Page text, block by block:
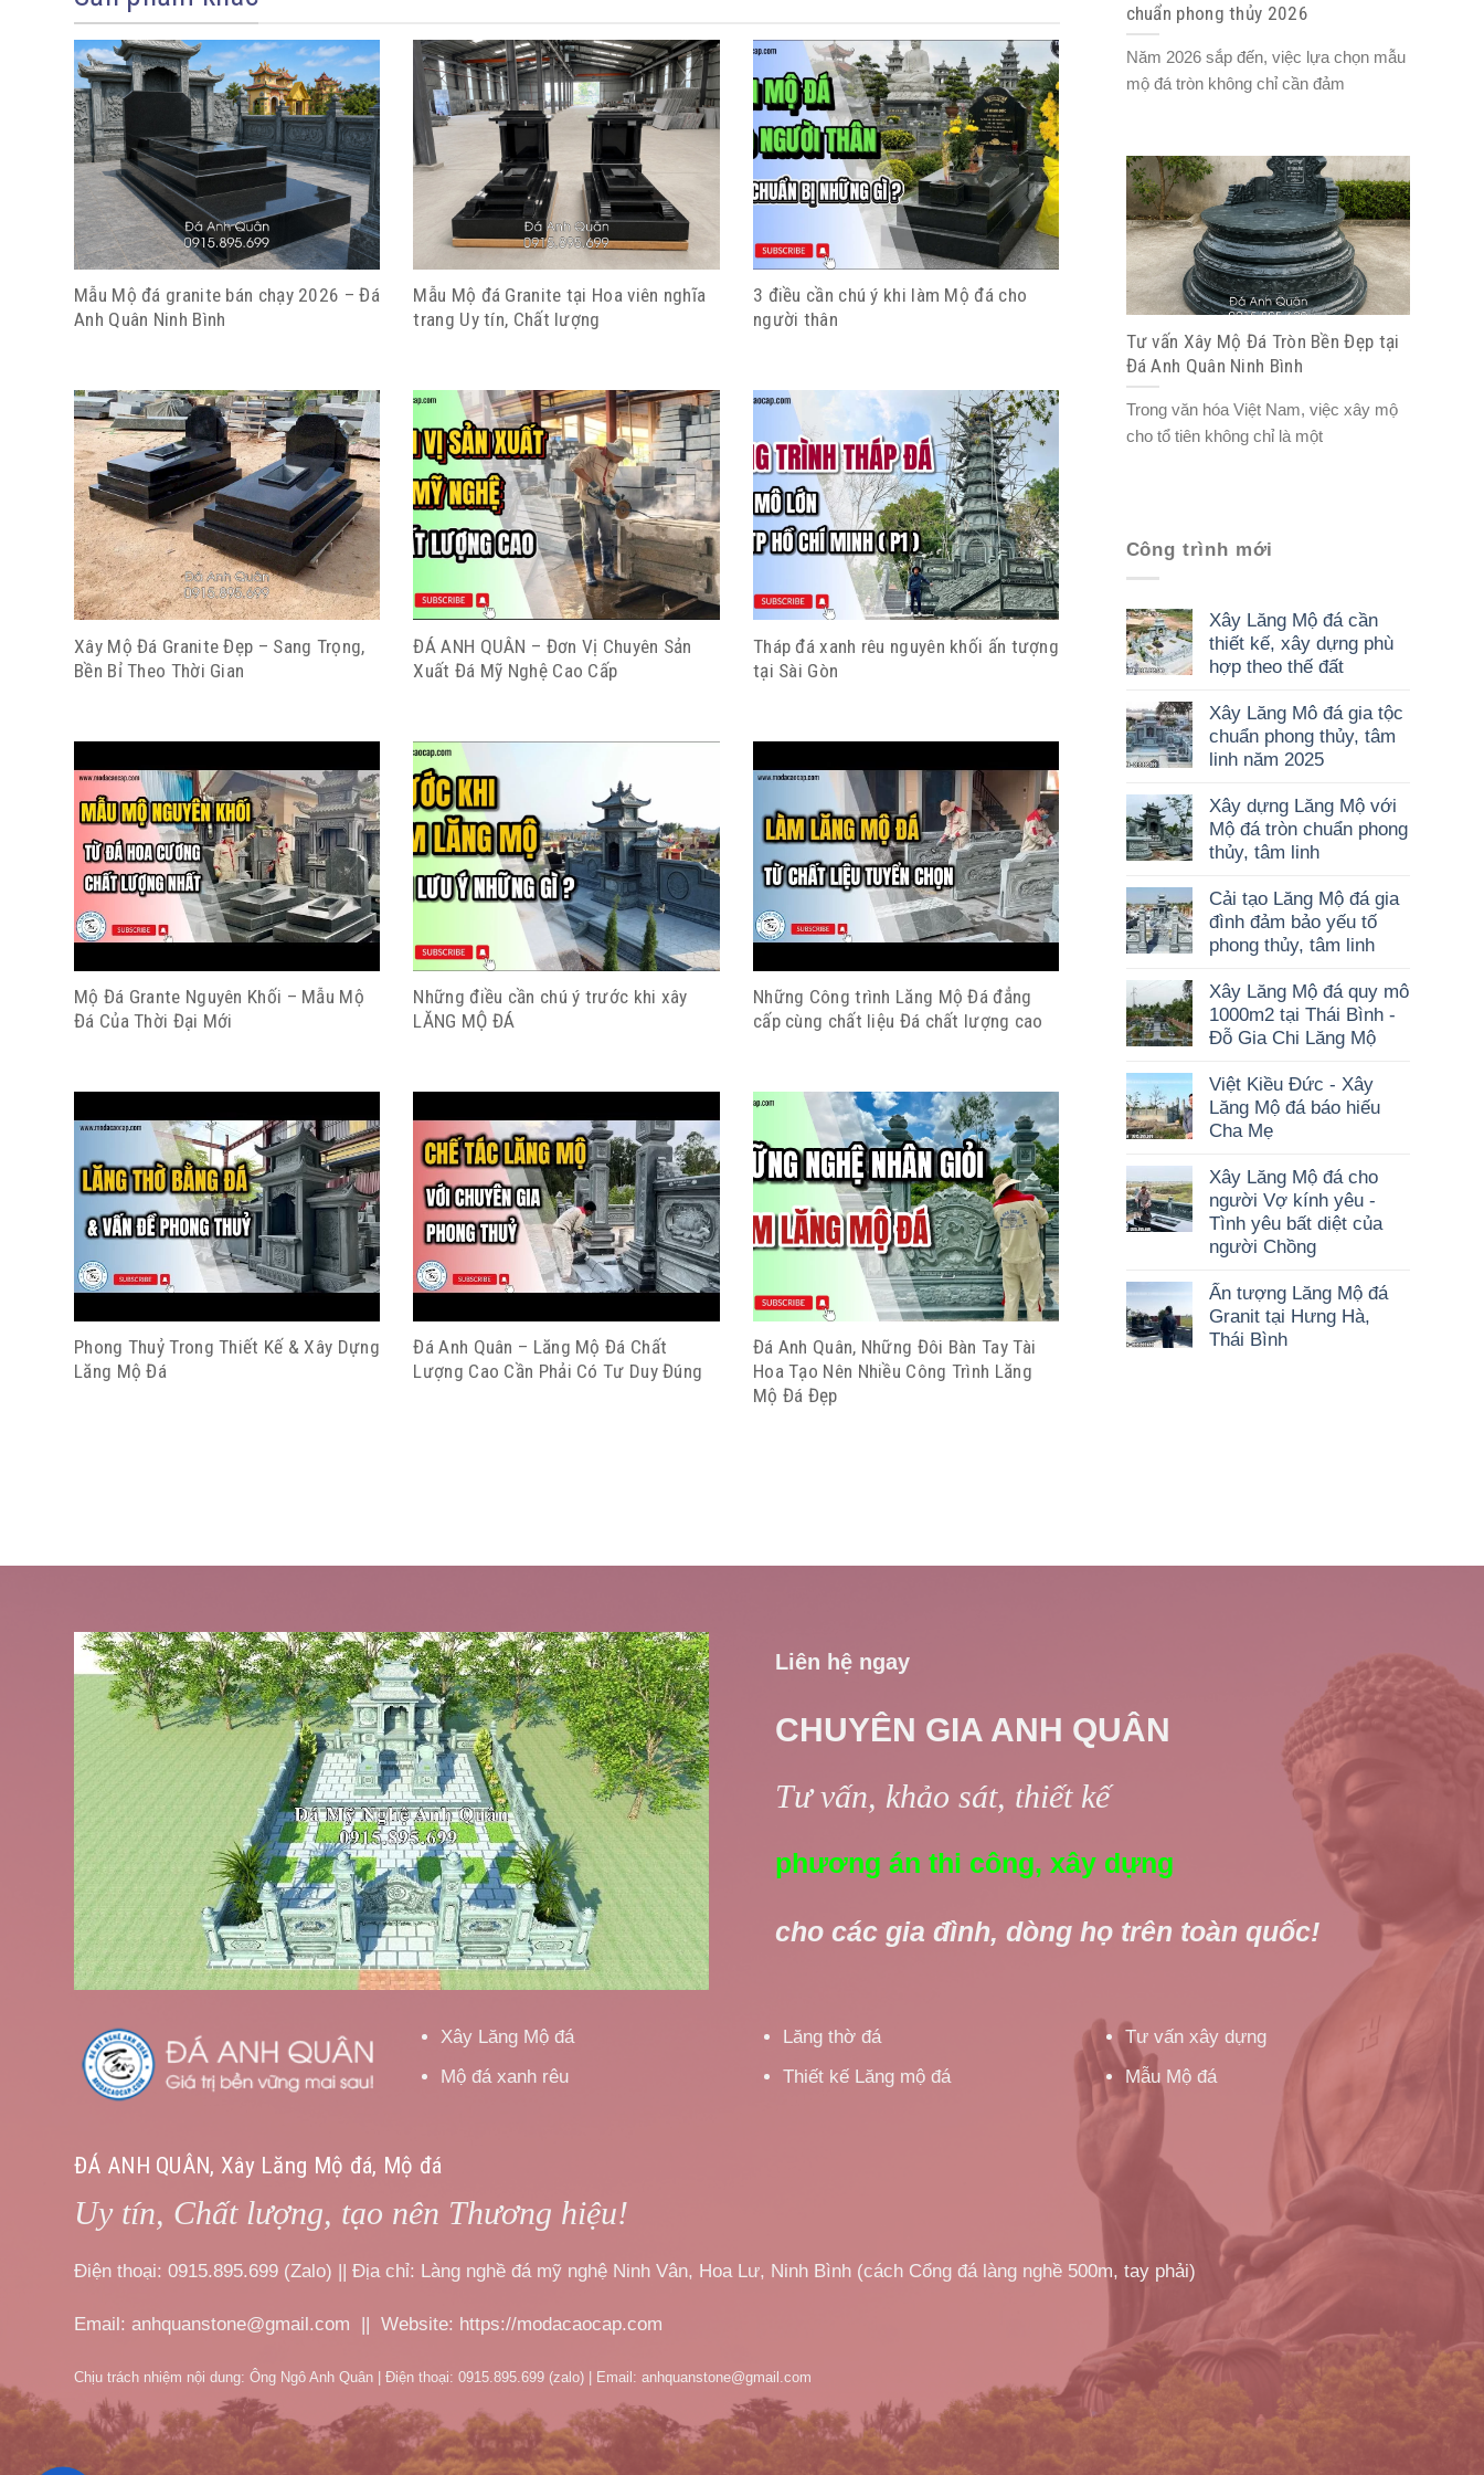
Mẫu Mộ đá granite bán chạy 2026 – Đá
Anh Quân Ninh Bình
Mẫu Mộ đá Granite tại Hoa viên nghĩa
trang Uy tín, Chất lượng
3 điều cần chú ý khi làm Mộ đá cho
người thân
Xây Mộ Đá Granite Đẹp – Sang Trọng,
Bền Bỉ Theo Thời Gian
ĐÁ ANH QUÂN – Đơn Vị Chuyên Sản
Xuất Đá Mỹ Nghệ Cao Cấp
Tháp đá xanh rêu nguyên khối ấn tượng
tại Sài Gòn
Mộ Đá Grante Nguyên Khối – Mẫu Mộ
Đá Của Thời Đại Mới
Những điều cần chú ý trước khi xây
LĂNG MỘ ĐÁ
Những Công trình Lăng Mộ Đá đẳng
cấp cùng chất liệu Đá chất lượng cao
Phong Thuỷ Trong Thiết Kế & Xây Dựng
Lăng Mộ Đá
Đá Anh Quân – Lăng Mộ Đá Chất
Lượng Cao Cần Phải Có Tư Duy Đúng
Đá Anh Quân, Những Đôi Bàn Tay Tài
Hoa Tạo Nên Nhiều Công Trình Lăng
Mộ Đá Đẹp
chuẩn phong thủy 2026
Năm 2026 sắp đến, việc lựa chọn mẫu
mộ đá tròn không chỉ cần đảm
Tư vấn Xây Mộ Đá Tròn Bền Đẹp tại
Đá Anh Quân Ninh Bình
Trong văn hóa Việt Nam, việc xây mộ
cho tổ tiên không chỉ là một
Công trình mới
Xây Lăng Mộ đá cần
thiết kế, xây dựng phù
hợp theo thế đất
Xây Lăng Mô đá gia tộc
chuẩn phong thủy, tâm
linh năm 2025
Xây dựng Lăng Mộ với
Mộ đá tròn chuẩn phong
thủy, tâm linh
Cải tạo Lăng Mộ đá gia
đình đảm bảo yếu tố
phong thủy, tâm linh
Xây Lăng Mộ đá quy mô
1000m2 tại Thái Bình -
Đỗ Gia Chi Lăng Mộ
Việt Kiều Đức - Xây
Lăng Mộ đá báo hiếu
Cha Mẹ
Xây Lăng Mộ đá cho
người Vợ kính yêu -
Tình yêu bất diệt của
người Chồng
Ấn tượng Lăng Mộ đá
Granit tại Hưng Hà,
Thái Bình
Liên hệ ngay
CHUYÊN GIA ANH QUÂN
Tư vấn, khảo sát, thiết kế
phương án thi công, xây dựng
cho các gia đình, dòng họ trên toàn quốc!
Xây Lăng Mộ đá
Mộ đá xanh rêu
Lăng thờ đá
Thiết kế Lăng mộ đá
Tư vấn xây dựng
Mẫu Mộ đá
ĐÁ ANH QUÂN, Xây Lăng Mộ đá, Mộ đá
Uy tín, Chất lượng, tạo nên Thương hiệu!
Điện thoại: 0915.895.699 (Zalo) || Địa chỉ: Làng nghề đá mỹ nghệ Ninh Vân, Hoa Lư, Ninh Bình (cách Cổng đá làng nghề 500m, tay phải)
Email: anhquanstone@gmail.com || Website: https://modacaocap.com
Chịu trách nhiệm nội dung: Ông Ngô Anh Quân | Điện thoại: 0915.895.699 (zalo) | Email: anhquanstone@gmail.com